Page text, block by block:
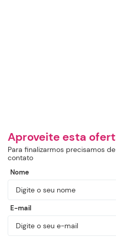
Aproveite esta
Para finalizarmos precisamos
contato
Nome
E-mail